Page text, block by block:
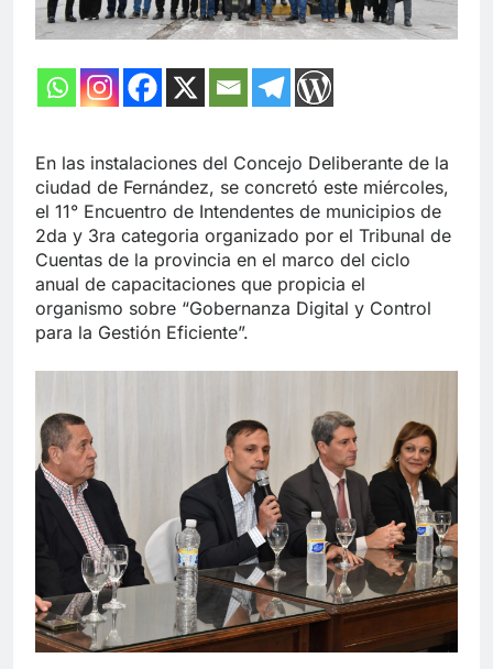
En las instalaciones del Concejo Deliberante de la
ciudad de Fernández, se concretó este miércoles,
el 11° Encuentro de Intendentes de municipios de
2da y 3ra categoria organizado por el Tribunal de
Cuentas de la provincia en el marco del ciclo
anual de capacitaciones que propicia el
organismo sobre “Gobernanza Digital y Control
para la Gestión Eficiente”.